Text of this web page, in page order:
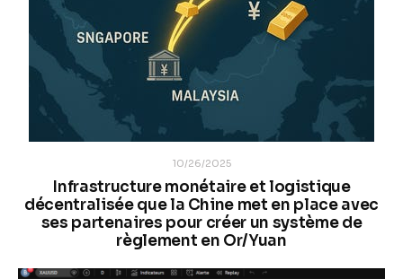
10/26/2025
Infrastructure monétaire et logistique
décentralisée que la Chine met en place avec
ses partenaires pour créer un système de
règlement en Or/Yuan